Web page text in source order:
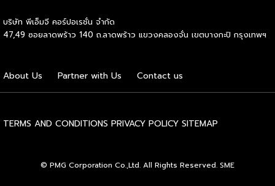
กิจกรรมแรกเป็นการอบรมหลักสูตรการบริหารจัดการธุรกิจแฟรน
ไชส์ (DBD Franchise Program: DBD-FP) รุ่นที่ 29 ซึ่งเป็น
คุณวุฒิจากภาครัฐ ภาคเอกชน และสถาบันการศึกษา ที่มาร่วมบ่ม
เพาะความรู้เชิงปฏิบัติการให้แก่ผู้ประกอบธุรกิจแฟรนไชส์อย่างเข้ม
บริษัท พีเอ็มจี คอร์ปอเรชั่น จำกัด
47,49 ซอยลาดพร้าว 140 ถ.ลาดพร้าว แขวงคลองจั่น เขตบางกะปิ กรุงเทพฯ
About Us Partner with Us Contact us
TERMS AND CONDITIONS PRIVACY POLICY SITEMAP
© PMG Corporation Co.,Ltd. All Rights Reserved. SME